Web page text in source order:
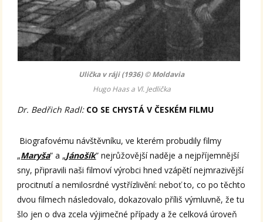
Ulička v ráji (1936) © Moldavia
Hugo Haas a Vl. Jedlička
Dr. Bedřich Radl: CO SE CHYSTÁ V ČESKÉM FILMU
Biografovému návštěvníku, ve kterém probudily filmy
„Maryša” a „Jánošík” nejrůžovější naděje a nejpříjemnější
sny, připravili naši filmoví výrobci hned vzápětí nejmrazivější
procitnutí a nemilosrdné vystřízlivění: neboť to, co po těchto
dvou filmech následovalo, dokazovalo příliš výmluvně, že tu
šlo jen o dva zcela výjimečné případy a že celková úroveň